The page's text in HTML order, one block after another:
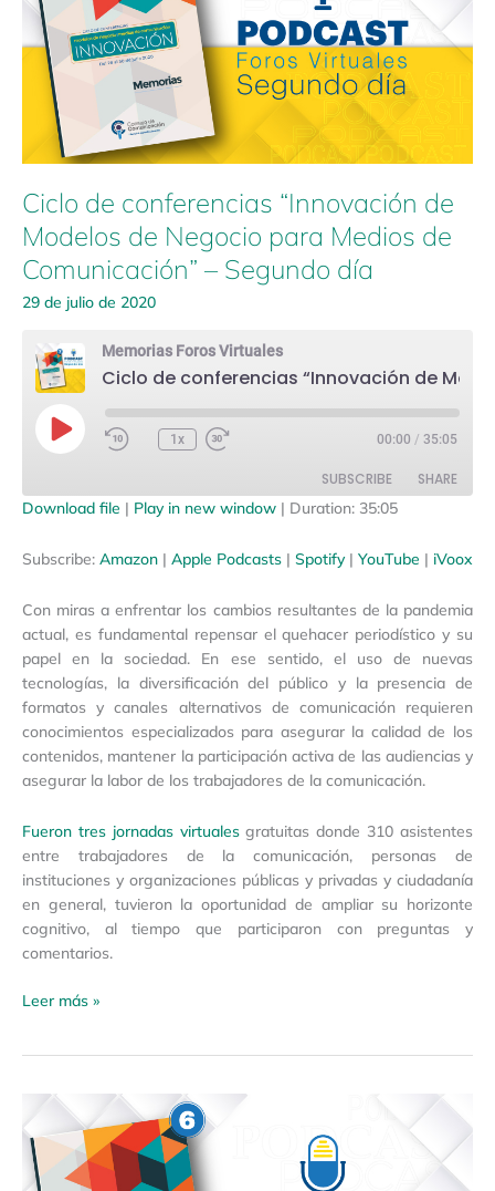
Ciclo de conferencias “Innovación de
Modelos de Negocio para Medios de
Comunicación” – Segundo día
29 de julio de 2020
Memorias Foros Virtuales
Episode
1x 00:00 / 35:05
SUBSCRIBE SHARE
iVoox
RSS FEED
EMBED
Download file | Play in new window | Duration: 35:05
Subscribe: Amazon | Apple Podcasts | Spotify| YouTube | iVoox
Con miras a enfrentar los cambios resultantes de la pandemia
actual, es fundamental repensar el quehacer periodístico y su
papel en la sociedad. En ese sentido, el uso de nuevas
tecnologías, la diversificación del público y la presencia de
formatos y canales alternativos de comunicación requieren
conocimientos especializados para asegurar la calidad de los
contenidos, mantener la participación activa de las audiencias y
asegurar la labor de los trabajadores de la comunicación.
Fueron tres jornadas virtualesgratuitas donde 310 asistentes
entre trabajadores de la comunicación, personas de
instituciones y organizaciones públicas y privadas y ciudadanía
en general, tuvieron la oportunidad de ampliar su horizonte
cognitivo, al tiempo que participaron con preguntas y
comentarios.
Modelos
de
Negocio
para
Medios
–
Segundo
día
Leer más »
de
conferencias
“Innovación